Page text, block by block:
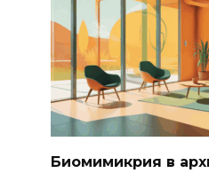
Биомимикрия в